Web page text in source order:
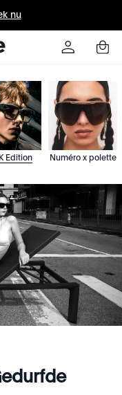
nu
Edition Numéro x polette